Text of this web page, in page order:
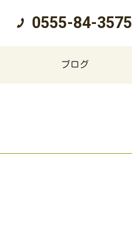
0555-84-3575
ブログ